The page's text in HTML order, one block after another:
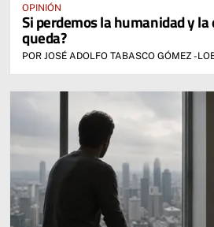
OPINIÓN
Si perdemos la humanidad y la
queda?
POR JOSÉ ADOLFO TABASCO GÓMEZ -